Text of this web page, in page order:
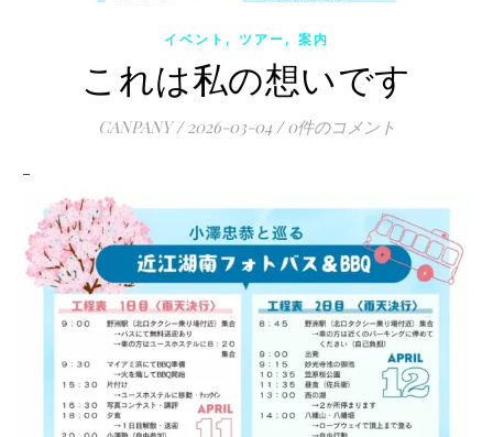
イベント , ツアー, 案内
これは私の想いです
CANPANY / 2026-03-04 / 0件のコメント
–